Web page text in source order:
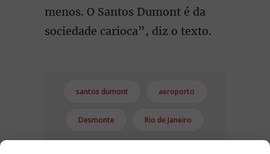
menos. O Santos Dumont é da
sociedade carioca”, diz o texto.
santos dumont aeroporto
Desmonte Rio de Janeiro